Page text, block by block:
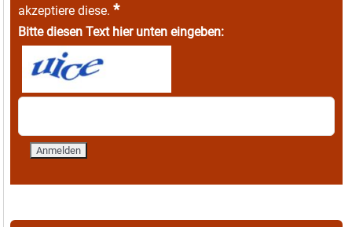
akzeptiere diese. *
Bitte diesen Text hier unten eingeben: